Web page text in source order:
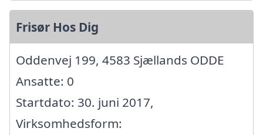
Frisør Hos Dig
Oddenvej 199, 4583 Sjællands ODDE
Ansatte: 0
Startdato: 30. juni 2017,
Virksomhedsform: